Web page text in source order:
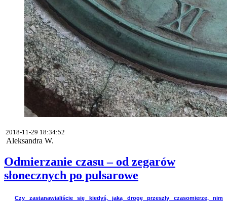
2018-11-29 18:34:52
Aleksandra W.
Odmierzanie czasu – od zegarów
słonecznych po pulsarowe
Czy zastanawialiście się kiedyś, jaką drogę przeszły czasomierze, nim